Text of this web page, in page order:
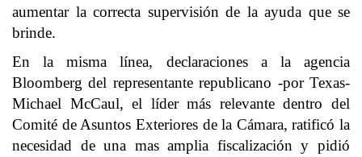
aumentar la correcta supervisión de la ayuda que se
brinde.
En la misma línea, declaraciones a la agencia
Bloomberg del representante republicano -por Texas-
Michael McCaul, el líder más relevante dentro del
Comité de Asuntos Exteriores de la Cámara, ratificó la
necesidad de una mas amplia fiscalización y pidió